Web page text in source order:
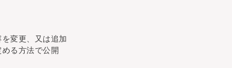
変更、又は追加
る方法で公開